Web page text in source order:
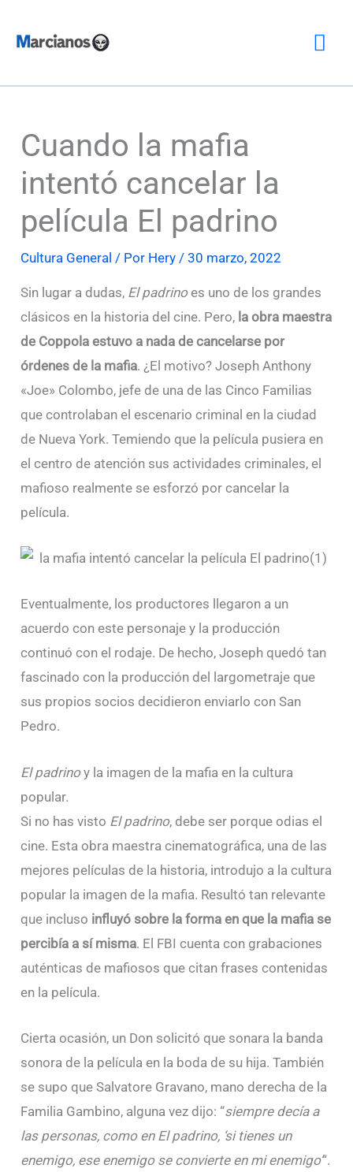
Cuando la mafia
intentó cancelar la
película El padrino
Cultura General / Por Hery/30 marzo, 2022
Sin lugar a dudas, El padrinoes uno de los grandes
clásicos en la historia del cine. Pero, la obra maestra
de Coppola estuvo a nada de cancelarse por
órdenes de la mafia. ¿El motivo? Joseph Anthony
«Joe» Colombo, jefe de una de las Cinco Familias
que controlaban el escenario criminal en la ciudad
de Nueva York. Temiendo que la película pusiera en
el centro de atención sus actividades criminales, el
mafioso realmente se esforzó por cancelar la
película.
Eventualmente, los productores llegaron a un
acuerdo con este personaje y la producción
continuó con el rodaje. De hecho, Joseph quedó tan
fascinado con la producción del largometraje que
sus propios socios decidieron enviarlo con San
Pedro.
El padrinoy la imagen de la mafia en la cultura
popular.
Si no has visto El padrino, debe ser porque odias el
cine. Esta obra maestra cinematográfica, una de las
mejores películas de la historia, introdujo a la cultura
popular la imagen de la mafia. Resultó tan relevante
que incluso influyó sobre la forma en que la mafia se
percibía a sí misma. El FBI cuenta con grabaciones
auténticas de mafiosos que citan frases contenidas
en la película.
Cierta ocasión, un Don solicitó que sonara la banda
sonora de la película en la boda de su hija. También
se supo que Salvatore Gravano, mano derecha de la
Familia Gambino, alguna vez dijo: “siempre decía a
las personas, como en El padrino, ‘si tienes un
enemigo, ese enemigo se convierte en mi enemigo’“.